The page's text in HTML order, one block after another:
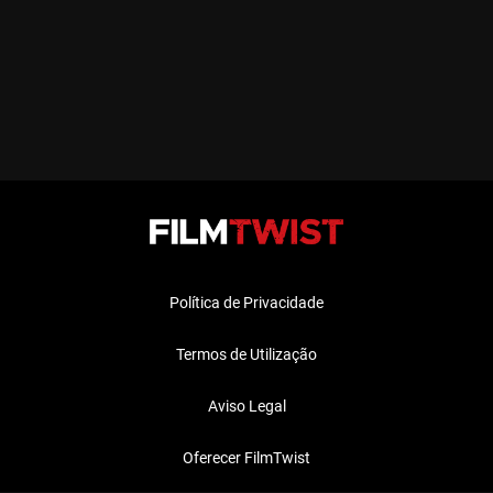
Política de Privacidade
Termos de Utilização
Aviso Legal
Oferecer FilmTwist